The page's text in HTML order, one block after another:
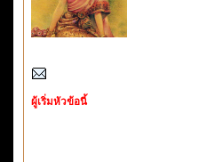
ผู้เริ่มหัวข้อนี้